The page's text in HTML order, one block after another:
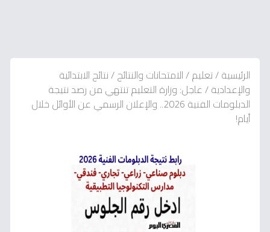
الرئيسية/تعليم/الامتحانات والنتائج/نتائج الابتدائية
والإعدادية/عاجل: وزارة التعليم تنتهي من رصد نتيجة
الدبلومات الفنية 2026.. والإعلان الرسمي عن الأوائل خلال
أيام!